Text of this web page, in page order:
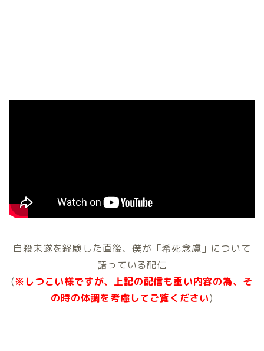
自殺未遂を経験した直後、僕が「希死念慮」について
語っている配信
(※しつこい様ですが、上記の配信も重い内容の為、そ
の時の体調を考慮してご覧ください)